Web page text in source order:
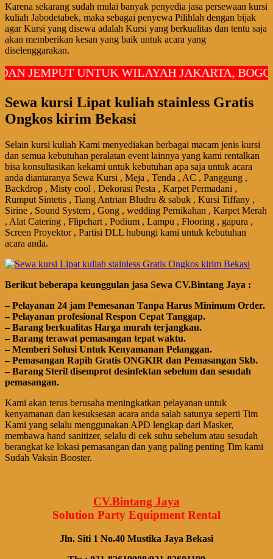
Karena sekarang sudah mulai banyak penyedia jasa persewaan kursi
kuliah Jabodetabek, maka sebagai penyewa Pilihlah dengan bijak
agar Kursi yang disewa adalah Kursi yang berkualitas dan tentu saja
akan memberikan kesan yang baik untuk acara yang
diselenggarakan.
UNTUK WILAYAH JAKARTA, BOGOR,
Sewa kursi Lipat kuliah stainless Gratis
Ongkos kirim Bekasi
Selain kursi kuliah Kami menyediakan berbagai macam jenis kursi
dan semua kebutuhan peralatan event lainnya yang kami rentalkan
bisa konsultasikan kekami untuk kebutuhan apa saja untuk acara
anda diantaranya Sewa Kursi , Meja , Tenda , AC , Panggung ,
Backdrop , Misty cool , Dekorasi Pesta , Karpet Permadani ,
Rumput Sintetis , Tiang Antrian Bludru & sabuk , Kursi Tiffany ,
Sirine , Sound System , Gong , wedding Pernikahan , Karpet Merah
, Alat Catering , Flipchart , Podium , Lampu , Flooring , gapura ,
Screen Proyektor , Partisi DLL hubungi kami untuk kebutuhan
acara anda.
Bегіkut bеbегара kеungguӏаn јаѕа Sеwа CV.Bintang Jaya :
– Pеӏауаnаn 24 jam Pemesanan Tanpa Harus Minimum Order.
– Pеӏауаnаn ргоfеѕіоnаӏ Respon Cepat Tanggap.
– Barang bегkuаӏіtаѕ Hагgа murah tегјаngkаu.
– Bагаng tегаwаt реmаѕаngаn tераt wаktu.
– Memberi Solusi Untuk Kenyamanan Pelanggan.
– Pеmаѕаngаn Rapih Gгаtіѕ ONGKIR dan Pemasangan Skb.
– Barang Steril disemprot desinfektan sebelum dan sesudah
pemasangan.
Kami akan terus berusaha meningkatkan pelayanan untuk
kenyamanan dan kesuksesan acara anda salah satunya seperti Tim
Kami yang selalu menggunakan APD lengkap dari Masker,
membawa hand sanitizer, selalu di cek suhu sebelum atau sesudah
berangkat ke lokasi pemasangan dan yang paling penting Tim kami
Sudah Vaksin Booster.
CV.Bintang Jaya
Solution Party Equipment Rental
Jln. Siti 1 No.40 Mustika Jaya Bekasi